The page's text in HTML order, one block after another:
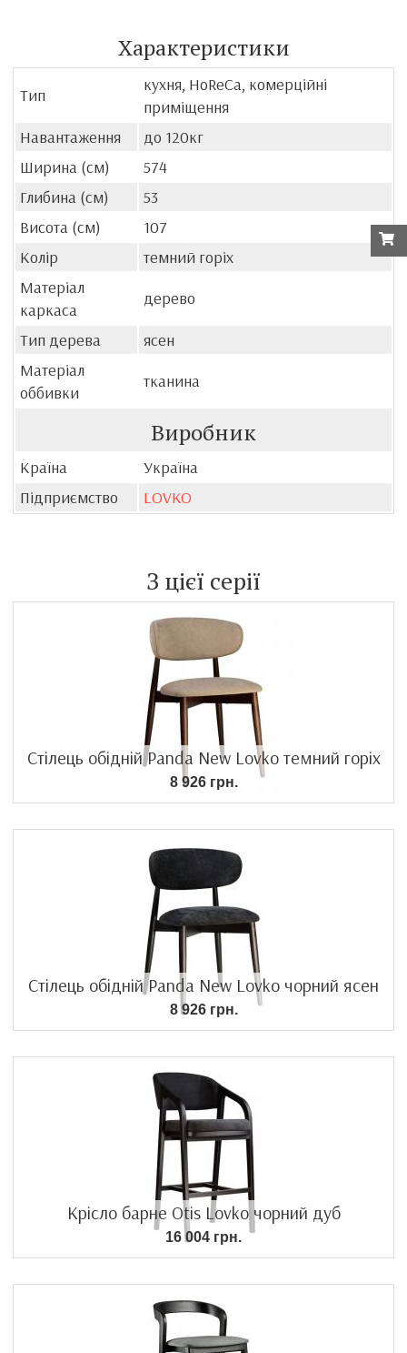
Характеристики
Тип
кухня, HoReCa, комерційні
приміщення
Навантаження
до 120кг
Ширина (см)
574
Глибина (см)
53
Висота (см)
107
Колір
темний горіх
Матеріал
каркаса
дерево
Тип дерева
ясен
Матеріал
оббивки
тканина
Виробник
Країна
Україна
Підприємство
LOVKO
З цієї серії
Стілець обідній Panda New Lovko темний горіх
8 926 грн.
Стілець обідній Panda New Lovko чорний ясен
8 926 грн.
Крісло барне Otis Lovko чорний дуб
16 004 грн.